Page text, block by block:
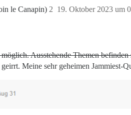
le Canapin) 19. Oktober 2023 um
2
Ausstehende Themen
Meine sehr geheimen Jammiest-